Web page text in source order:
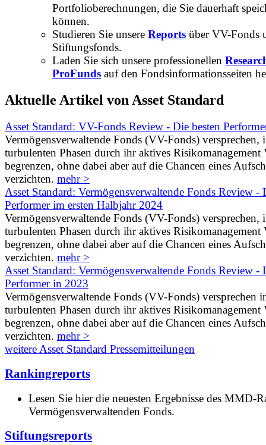
Portfolioberechnungen, die Sie dauerhaft
können.
Studieren Sie unsere Reports über VV-Fonds
Stiftungsfonds.
Laden Sie sich unsere professionellen
ProFunds auf den Fondsinformationsseiten
Aktuelle Artikel von Asset Standard
Asset Standard: VV-Fonds Review - Die besten
Vermögensverwaltende Fonds (VV-Fonds) versprechen,
turbulenten Phasen durch ihr aktives Risikomanagement
begrenzen, ohne dabei aber auf die Chancen eines
verzichten. mehr >
Asset Standard: Vermögensverwaltende Fonds Review -
Performer im ersten Halbjahr 2024
Vermögensverwaltende Fonds (VV-Fonds) versprechen,
turbulenten Phasen durch ihr aktives Risikomanagement
begrenzen, ohne dabei aber auf die Chancen eines
verzichten. mehr >
Asset Standard: Vermögensverwaltende Fonds Review -
Performer in 2023
Vermögensverwaltende Fonds (VV-Fonds) versprechen
turbulenten Phasen durch ihr aktives Risikomanagement
begrenzen, ohne dabei aber auf die Chancen eines
verzichten. mehr >
weitere Asset Standard Pressemitteilungen
Rankingreports
Lesen Sie hier die neuesten Ergebnisse des MMD-
Vermögensverwaltenden Fonds.
Stiftungsreports